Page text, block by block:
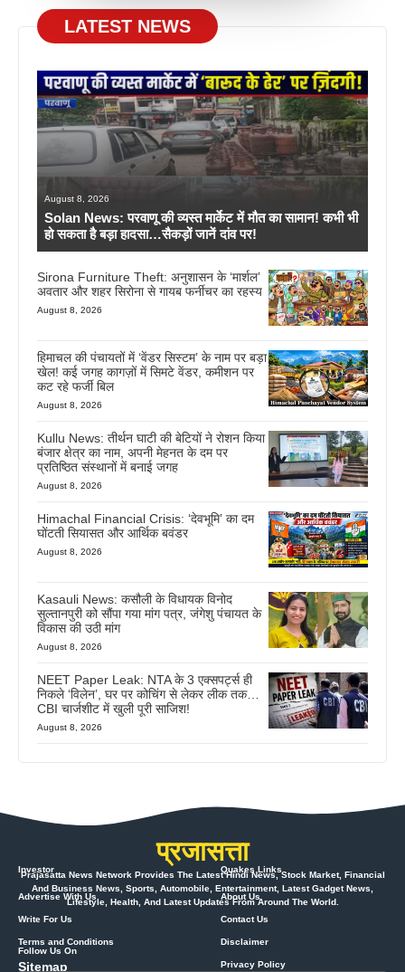
LATEST NEWS
August 8, 2026
Solan News: परवाणू की व्यस्त मार्केट में मौत का सामान! कभी भी
हो सकता है बड़ा हादसा…सैकड़ों जानें दांव पर!
Sirona Furniture Theft: अनुशासन के ‘मार्शल’
अवतार और शहर सिरोना से गायब फर्नीचर का रहस्य
August 8, 2026
हिमाचल की पंचायतों में ‘वेंडर सिस्टम’ के नाम पर बड़ा
खेल! कई जगह कागज़ों में सिमटे वेंडर, कमीशन पर
कट रहे फर्जी बिल
August 8, 2026
Kullu News: तीर्थन घाटी की बेटियों ने रोशन किया
बंजार क्षेत्र का नाम, अपनी मेहनत के दम पर
प्रतिष्ठित संस्थानों में बनाई जगह
August 8, 2026
Himachal Financial Crisis: ‘देवभूमि’ का दम
घोंटती सियासत और आर्थिक बवंडर
August 8, 2026
Kasauli News: कसौली के विधायक विनोद
सुल्तानपुरी को सौंपा गया मांग पत्र, जंगेशु पंचायत के
विकास की उठी मांग
August 8, 2026
NEET Paper Leak: NTA के 3 एक्सपर्ट्स ही
निकले ‘विलेन’, घर पर कोचिंग से लेकर लीक तक…
CBI चार्जशीट में खुली पूरी साजिश!
August 8, 2026
प्रजासत्ता
Prajasatta News Network Provides The Latest Hindi News, Stock Market, Financial
And Business News, Sports, Automobile, Entertainment, Latest Gadget News,
Lifestyle, Health, And Latest Updates From Around The World.
Investor
Advertise With Us
Write For Us
Terms and Conditions
Sitemap
Quakes Links
About Us
Contact Us
Disclaimer
Privacy Policy
Follow Us On